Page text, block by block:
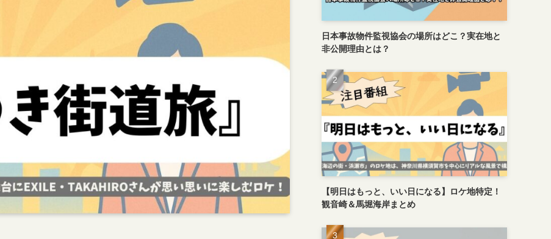
日本事故物件監視協会の場所はどこ？実在地と
非公開理由とは？
【明日はもっと、いい日になる】ロケ地特定！
観音崎＆馬堀海岸まとめ